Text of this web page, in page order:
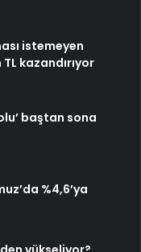
istemeyen
kazandırıyor
baştan sona
%4,6’ya